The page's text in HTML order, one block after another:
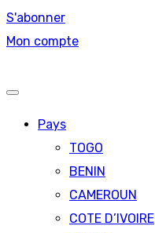
S'abonner
Mon compte
Pays
TOGO
BENIN
CAMEROUN
COTE D’IVOIRE